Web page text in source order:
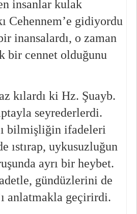
insanlar kulak
Cehennem’e gidiyordu
inansalardı, o zaman
bir cennet olduğunu
kılardı ki Hz. Şuayb.
seyrederlerdi.
bilmişliğin ifadeleri
ıstırap, uykusuzluğun
ayrı bir heybet.
gündüzlerini de
anlatmakla geçirirdi.